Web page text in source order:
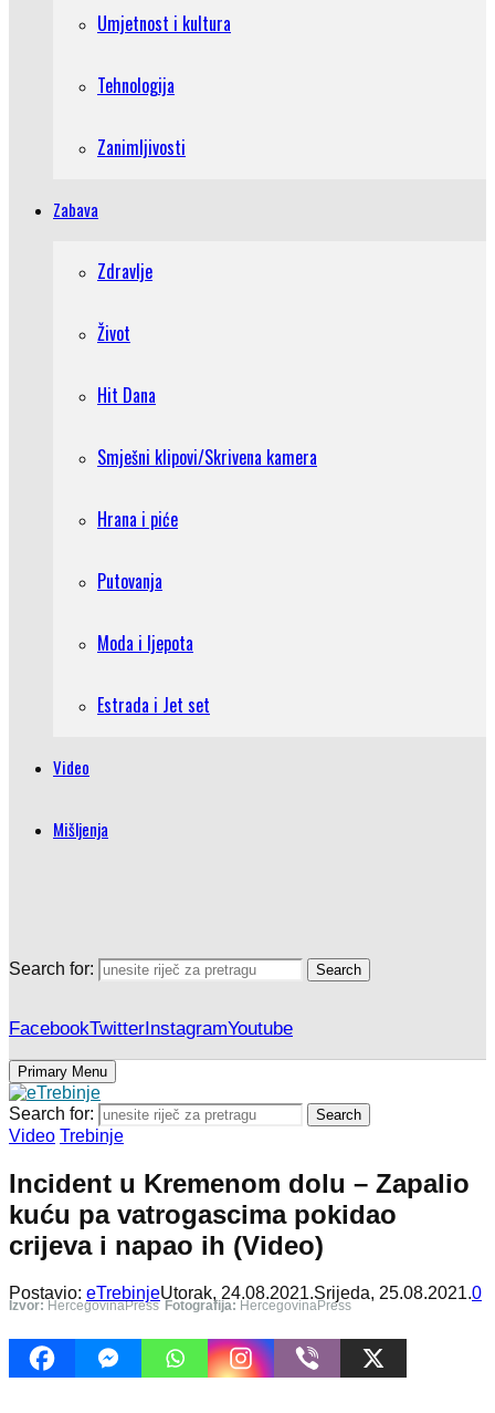
Umjetnost i kultura
Tehnologija
Zanimljivosti
Zabava
Zdravlje
Život
Hit Dana
Smješni klipovi/Skrivena kamera
Hrana i piće
Putovanja
Moda i ljepota
Estrada i Jet set
Video
Mišljenja
Search for: Search
FacebookTwitterInstagramYoutube
Primary Menu
Search for: Search
Video Trebinje
Incident u Kremenom dolu – Zapalio
kuću pa vatrogascima pokidao
crijeva i napao ih (Video)
Postavio: eTrebinjeUtorak, 24.08.2021.Srijeda, 25.08.2021.0
Izvor: HercegovinaPress Fotografija: HercegovinaPress